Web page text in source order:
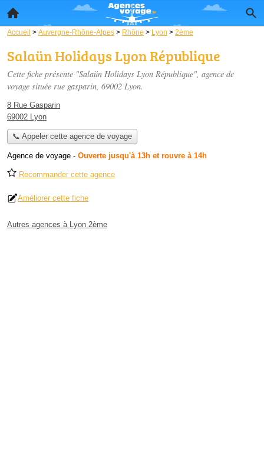
Accueil > Auvergne-Rhône-Alpes > Rhône > Lyon > 2ème
Salaün Holidays Lyon République
Cette fiche présente "Salaün Holidays Lyon République", agence de
voyage située rue gasparin, 69002 Lyon.
8 Rue Gasparin
69002 Lyon
📞 Appeler cette agence de voyage
Agence de voyage - Ouverte jusqu'à 13h et rouvre à 14h
Recommander cette agence
Améliorer cette fiche
Autres agences à Lyon 2ème